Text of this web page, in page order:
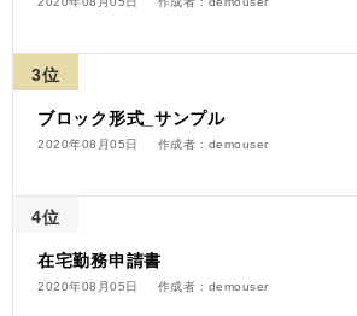
3位
ブロック形式_サンプル
2020年08月05日 作成者 : demouser
4位
在宅勤務申請書
2020年08月05日 作成者 : demouser